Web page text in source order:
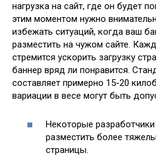
нагрузка на сайт, где он будет
этим моментом нужно
избежать ситуаций, когда ваш
разместить на чужом сайте.
стремится ускорить загрузку
баннер вряд ли понравится.
составляет примерно 15-20
вариации в весе могут быть
Некоторые разработчики
разместить более
страницы.